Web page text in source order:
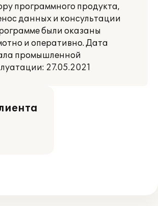
программного продукта,
данных и консультации
были оказаны
и оперативно. Дата
промышленной
27.05.2021